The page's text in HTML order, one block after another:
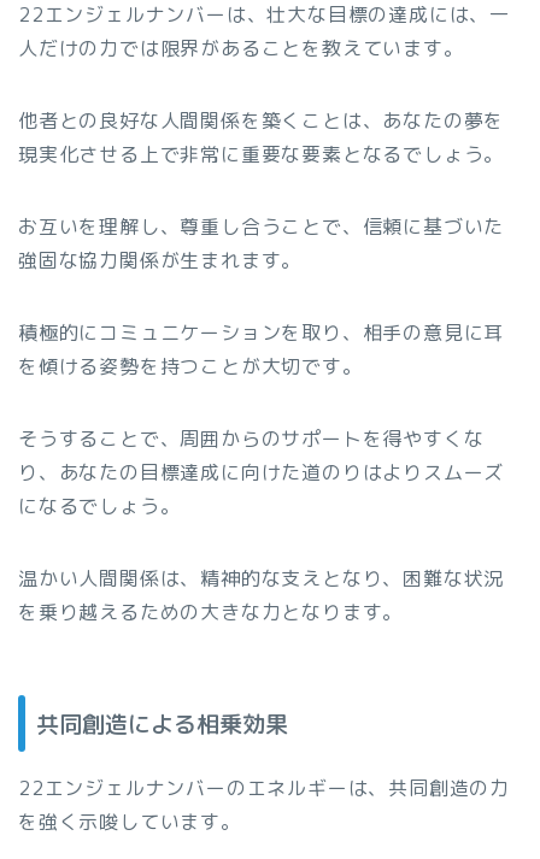
22エンジェルナンバーは、壮大な目標の達成には、一
人だけの力では限界があることを教えています。
他者との良好な人間関係を築くことは、あなたの夢を
現実化させる上で非常に重要な要素となるでしょう。
お互いを理解し、尊重し合うことで、信頼に基づいた
強固な協力関係が生まれます。
積極的にコミュニケーションを取り、相手の意見に耳
を傾ける姿勢を持つことが大切です。
そうすることで、周囲からのサポートを得やすくな
り、あなたの目標達成に向けた道のりはよりスムーズ
になるでしょう。
温かい人間関係は、精神的な支えとなり、困難な状況
を乗り越えるための大きな力となります。
共同創造による相乗効果
22エンジェルナンバーのエネルギーは、共同創造の力
を強く示唆しています。